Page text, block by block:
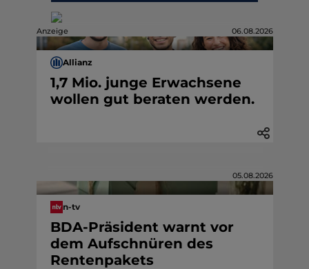
Anzeige 06.08.2026
Allianz
1,7 Mio. junge Erwachsene
wollen gut beraten werden.
05.08.2026
n-tv
BDA-Präsident warnt vor
dem Aufschnüren des
Rentenpakets